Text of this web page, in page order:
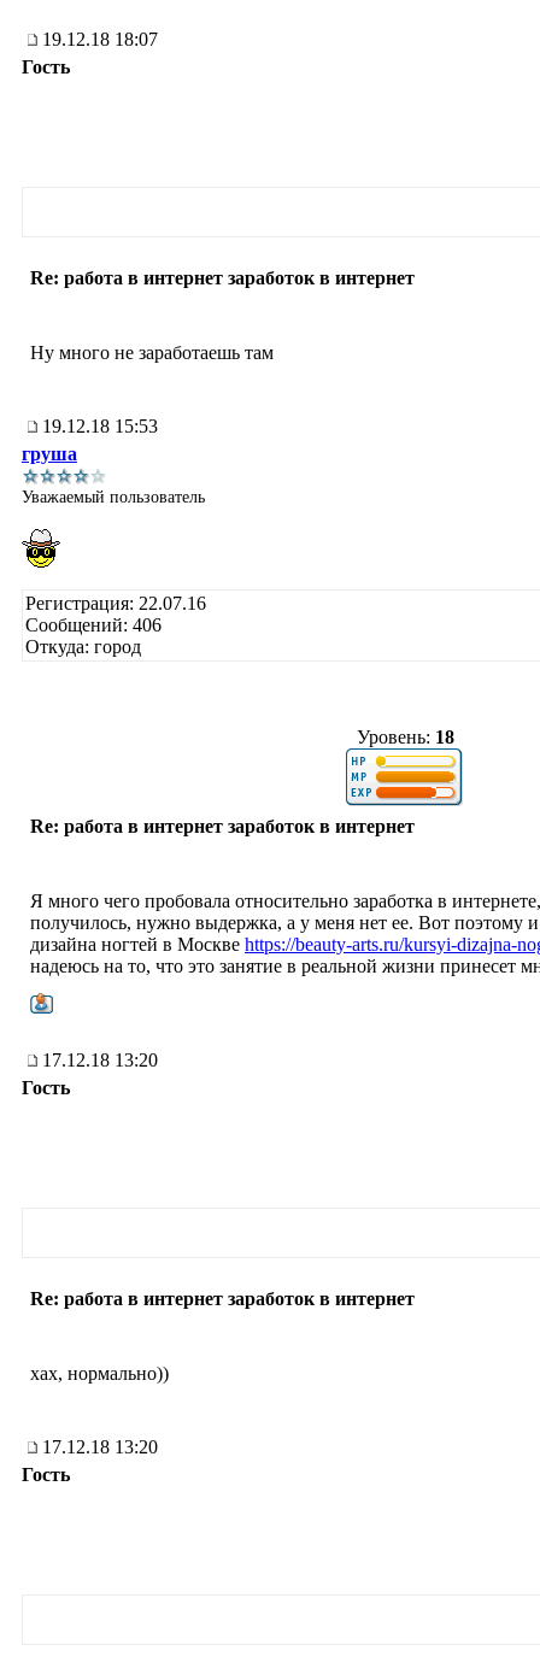
19.12.18 18:07
Гость
Re: работа в интернет заработок в интернет
Ну много не заработаешь там
19.12.18 15:53
груша
Уважаемый пользователь
Регистрация: 22.07.16
Сообщений: 406
Откуда: город
Уровень: 18
Re: работа в интернет заработок в интернет
Я много чего пробовала относительно заработка в
получилось, нужно выдержка, а у меня нет ее. Вот поэтому
дизайна ногтей в Москве https://beauty-arts.ru/kursyi-dizajna-
надеюсь на то, что это занятие в реальной жизни принесет
17.12.18 13:20
Гость
Re: работа в интернет заработок в интернет
хах, нормально))
17.12.18 13:20
Гость